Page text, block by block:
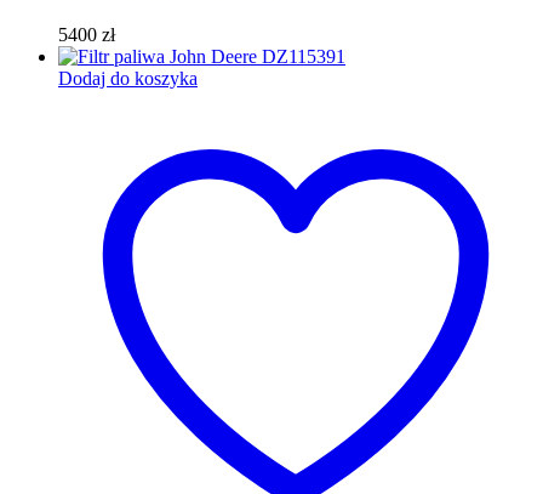
5400 zł
Dodaj do koszyka